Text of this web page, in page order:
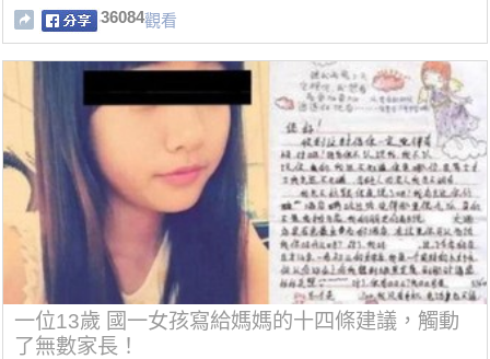
36084觀看
一位13歲 國一女孩寫給媽媽的十四條建議，觸動
了無數家長！